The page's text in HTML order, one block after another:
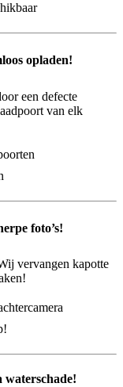
opladen!
een defecte
van elk
foto’s!
vervangen kapotte
waterschade!